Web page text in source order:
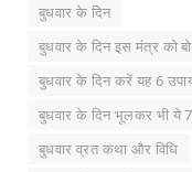
बुधवार के दिन
बुधवार के दिन इस मंत्र को
बुधवार के दिन करें यह 6
बुधवार के दिन भूलकर भी ये
बुधवार व्रत कथा और विधि